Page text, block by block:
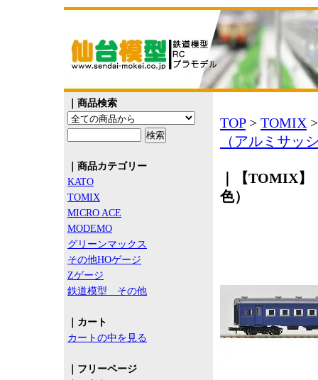
｜商品検索
｜商品カテゴリー
KATO
TOMIX
MICRO ACE
MODEMO
グリーンマックス
その他HOゲージ
Zゲージ
鉄道模型 その他
｜カート
カートの中を見る
｜フリーページ
TOP> TOMIX
（アルミサッ
｜【TOMIX
色）